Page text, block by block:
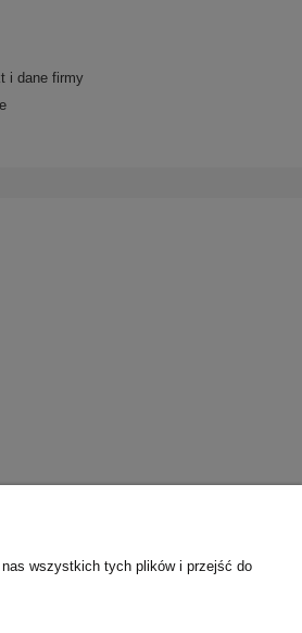
i dane firmy
wszystkich tych plików i przejść do